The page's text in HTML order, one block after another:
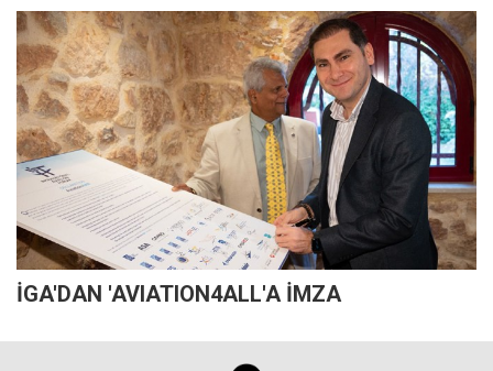
İGA'DAN 'AVIATION4ALL'A İMZA